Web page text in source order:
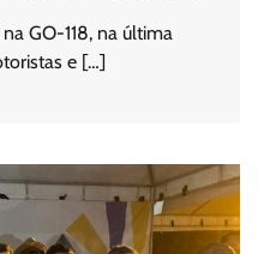
GO-118, na última
e […]